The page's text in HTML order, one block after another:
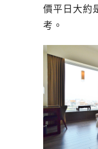
價平日大約
考。